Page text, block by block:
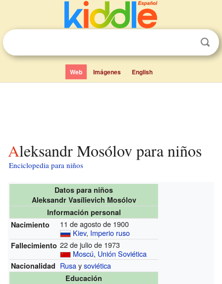
Web Imágenes English
Aleksandr Mosólov para niños
Enciclopedia para niños
Datos para niños
Aleksandr Vasílievich Mosólov
Información personal
Nacimiento
11 de agosto de 1900
Kiev, Imperio ruso
Fallecimiento 22 de julio de 1973
Moscú, Unión Soviética
Nacionalidad Rusaysoviética
Educación